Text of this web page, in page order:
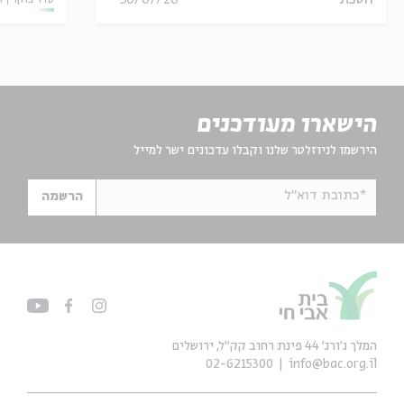
הישארו מעודכנים
הירשמו לניוזלטר שלנו וקבלו עדכונים ישר למייל
*כתובת דוא"ל הרשמה
המלך ג'ורג' 44 פינת רחוב קק״ל, ירושלים
info@bac.org.il
02-6215300